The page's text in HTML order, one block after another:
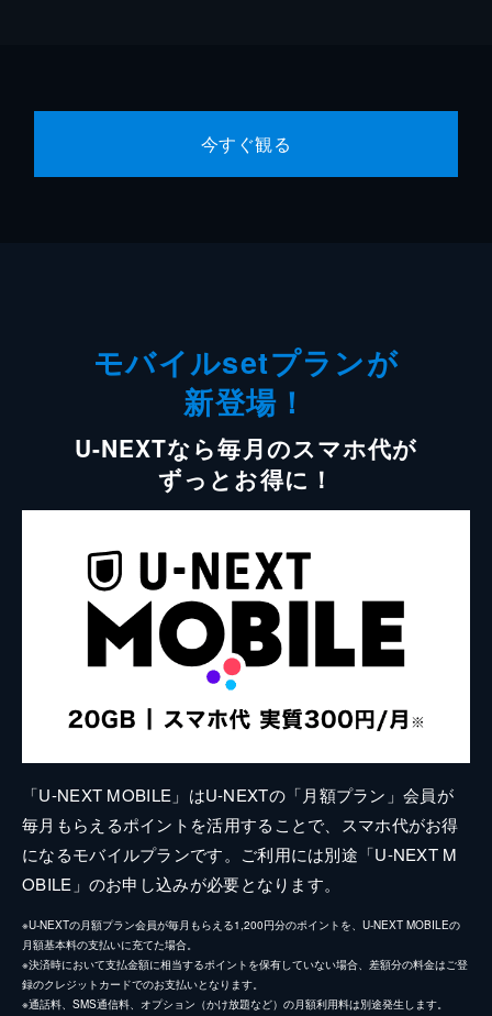
今すぐ観る
モバイルsetプランが
新登場！
U-NEXTなら毎月のスマホ代が
ずっとお得に！
「U-NEXT MOBILE」はU-NEXTの「月額プラン」会員が
毎月もらえるポイントを活用することで、スマホ代がお得
になるモバイルプランです。ご利用には別途「U-NEXT M
OBILE」のお申し込みが必要となります。
※U-NEXTの月額プラン会員が毎月もらえる1,200円分のポイントを、U-NEXT MOBILEの
月額基本料の支払いに充てた場合。
※決済時において支払金額に相当するポイントを保有していない場合、差額分の料金はご登
録のクレジットカードでのお支払いとなります。
※通話料、SMS通信料、オプション（かけ放題など）の月額利用料は別途発生します。